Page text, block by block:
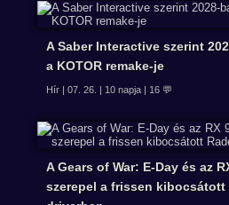
A Saber Interactive szerint
a KOTOR remake-je
Hír | 07. 26. | 10 napja | 16 💬
A Gears of War: E-Day és az
szerepel a frissen kibocsátott